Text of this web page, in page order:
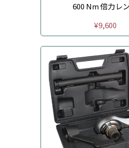
600 Nm 倍力レ
¥9,600